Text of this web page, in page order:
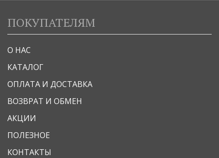
ПОКУПАТЕЛЯМ
О НАС
КАТАЛОГ
ОПЛАТА И ДОСТАВКА
ВОЗВРАТ И ОБМЕН
АКЦИИ
ПОЛЕЗНОЕ
КОНТАКТЫ